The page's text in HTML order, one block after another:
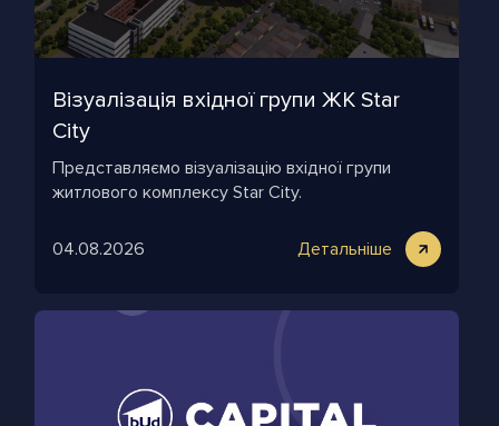
Візуалізація вхідної групи ЖК Star
City
Представляємо візуалізацію вхідної групи
житлового комплексу Star City.
04.08.2026 Детальніше